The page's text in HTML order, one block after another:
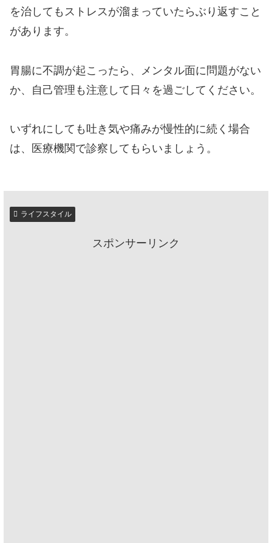
を治してもストレスが溜まっていたらぶり返すこと
があります。
胃腸に不調が起こったら、メンタル面に問題がない
か、自己管理も注意して日々を過ごしてください。
いずれにしても吐き気や痛みが慢性的に続く場合
は、医療機関で診察してもらいましょう。
ライフスタイル
スポンサーリンク